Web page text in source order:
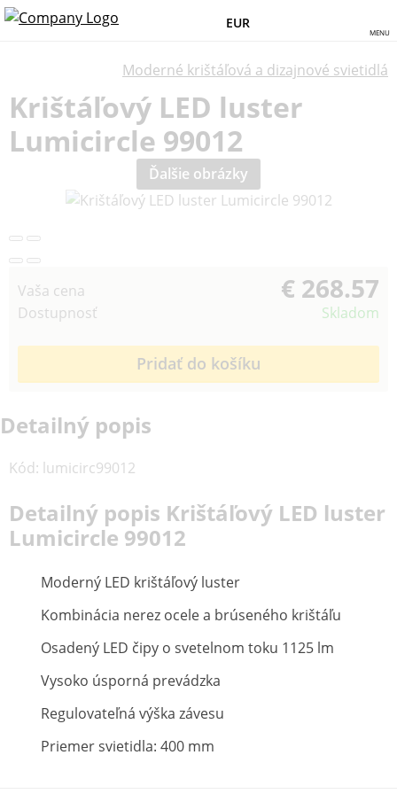
EUR
MENU
Moderné krištáľová a dizajnové svietidlá
Krištáľový LED luster
Lumicircle 99012
Ďalšie obrázky
Vaša cena € 268.57
Dostupnosť Skladom
Detailný popis
Kód: lumicirc99012
Detailný popis Krištáľový LED luster
Lumicircle 99012
Moderný LED krištáľový luster
Kombinácia nerez ocelea brúseného krištáľu
Osadený LED čipy o svetelnom toku 1125 lm
Vysoko úsporná prevádzka
Regulovateľná výška závesu
Priemersvietidla: 400 mm